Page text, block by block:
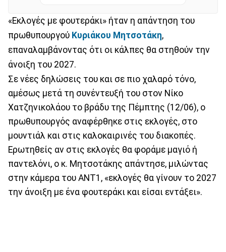
«Εκλογές με φουτεράκι» ήταν η απάντηση του
πρωθυπουργού Κυριάκου Μητσοτάκη,
επαναλαμβάνοντας ότι οι κάλπες θα στηθούν την
άνοιξη του 2027.
Σε νέες δηλώσεις του και σε πιο χαλαρό τόνο,
αμέσως μετά τη συνέντευξή του στον Νίκο
Χατζηνικολάου το βράδυ της Πέμπτης (12/06), ο
πρωθυπουργός αναφέρθηκε στις εκλογές, στο
μουντιάλ και στις καλοκαιρινές του διακοπές.
Ερωτηθείς αν στις εκλογές θα φοράμε μαγιό ή
παντελόνι, ο κ. Μητσοτάκης απάντησε, μιλώντας
στην κάμερα του ΑΝΤ1, «εκλογές θα γίνουν το 2027
την άνοιξη με ένα φουτεράκι και είσαι εντάξει».